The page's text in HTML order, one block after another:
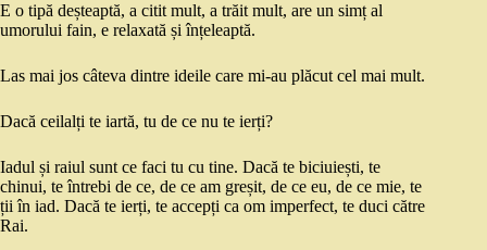
E o tipă deșteaptă, a citit mult, a trăit mult, are un simț al
umorului fain, e relaxată și înțeleaptă.
Las mai jos câteva dintre ideile care mi-au plăcut cel mai mult.
Dacă ceilalți te iartă, tu de ce nu te ierți?
Iadul și raiul sunt ce faci tu cu tine. Dacă te biciuiești, te
chinui, te întrebi de ce, de ce am greșit, de ce eu, de ce mie, te
ții în iad. Dacă te ierți, te accepți ca om imperfect, te duci către
Rai.